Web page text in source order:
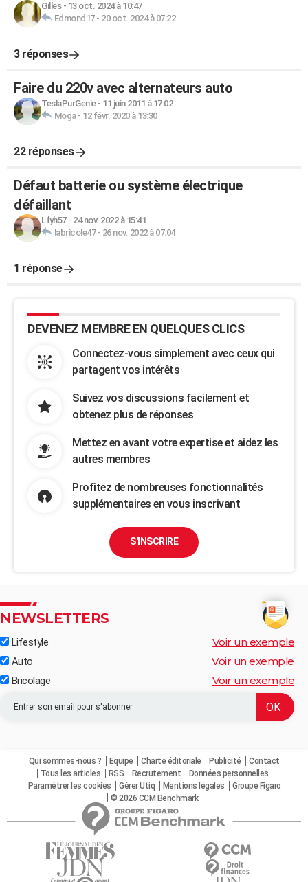
Gilles- 13 oct. 2024 à 10:47
Edmond17- 20 oct. 2024 à 07:22
3 réponses
Faire du 220v avec alternateurs auto
TeslaPurGenie- 11 juin 2011 à 17:02
Moga- 12 févr. 2020 à 13:30
22 réponses
Défaut batterie ou système électrique
défaillant
Lilyh57- 24 nov. 2022 à 15:41
labricole47- 26 nov. 2022 à 07:04
1 réponse
DEVENEZ MEMBRE EN QUELQUES CLICS
Connectez-vous simplement avec ceux qui
partagent vos intérêts
Suivez vos discussions facilement et
obtenez plus de réponses
Mettez en avant votre expertise et aidez les
autres membres
Profitez de nombreuses fonctionnalités
supplémentaires en vous inscrivant
S'INSCRIRE
NEWSLETTERS
Lifestyle Voir un exemple
Auto Voir un exemple
Bricolage Voir un exemple
Qui sommes-nous ? Equipe Charte éditoriale Publicité
Contact
Tous les articles
RSS Recrutement
Données personnelles
Paramétrer les cookies
Gérer Utiq Mentions légales
Groupe Figaro
© 2026 CCM Benchmark